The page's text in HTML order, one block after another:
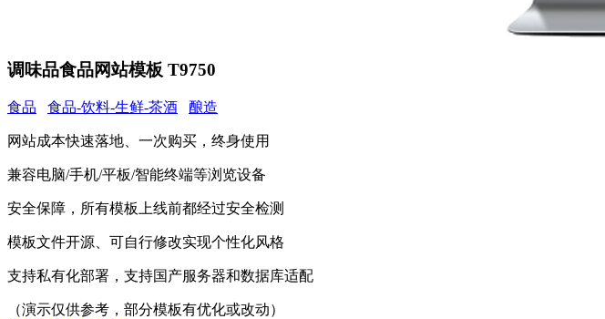
调味品食品网站模板 T9750
食品 食品-饮料-生鲜-茶酒 酿造
网站成本快速落地、一次购买，终身使用
兼容电脑/手机/平板/智能终端等浏览设备
安全保障，所有模板上线前都经过安全检测
模板文件开源、可自行修改实现个性化风格
支持私有化部署，支持国产服务器和数据库适配
（演示仅供参考，部分模板有优化或改动）